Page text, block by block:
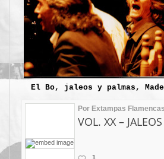
El Bo, jaleos y palmas,